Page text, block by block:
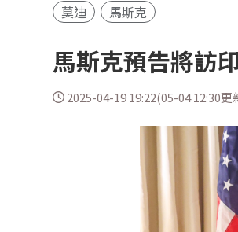
莫迪
馬斯克
馬斯克預告將訪
2025-04-19 19:22(05-04 12:30更